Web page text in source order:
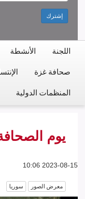
إشترك
اللجنة الأنشطة
صحافة غزة
المنظمات الدولية
يوم الصحافة
2023-08-15 10:06
معرض الصور سوريا